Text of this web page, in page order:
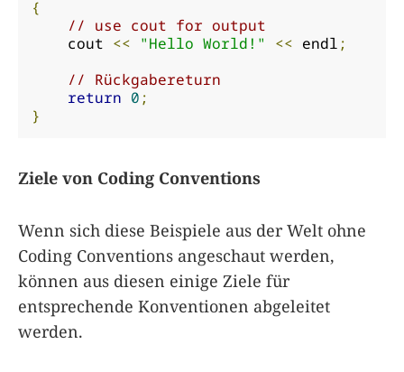
{
// use cout for output
    cout
<< "Hello World!" << endl ;
// Rückgabereturn
return 0 ;
}
Ziele von Coding Conventions
Wenn sich diese Beispiele aus der Welt ohne
Coding Conventions angeschaut werden,
können aus diesen einige Ziele für
entsprechende Konventionen abgeleitet
werden.